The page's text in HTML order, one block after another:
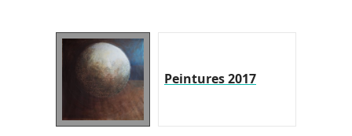
Peintures 2017